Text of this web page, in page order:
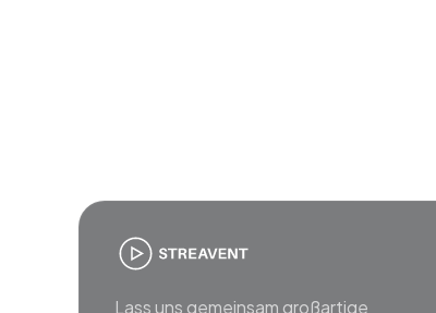
Lass uns gemeinsam großartige